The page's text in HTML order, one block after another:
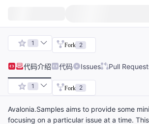
1 Fork 2
代码介绍 代码 Issues Pull
1 Fork 2
Avalonia.Samples aims to provide some
focusing on a particular issue at a time.